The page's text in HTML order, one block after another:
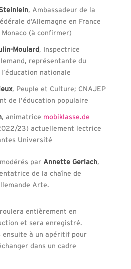
, Ambassadeur de la
d’Allemagne en France
(à confirmer)
Moulard, Inspectrice
représentante du
nationale
, Peuple et Culture; CNAJEP
de l’éducation populaire
, animatrice mobiklasse.de
23) actuellement lectrice
Université
par Annette Gerlach,
de la chaîne de
Arte.
entièrement en
et sera enregistré.
ensuite à un apéritif pour
dans un cadre